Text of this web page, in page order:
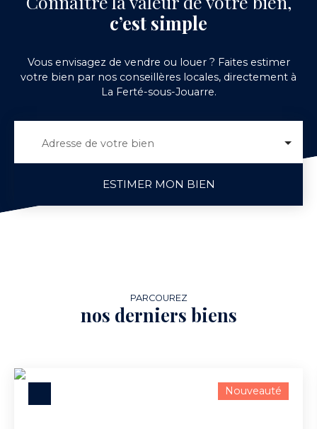
c’est simple
Vous envisagez de vendre ou louer ? Faites estimer
votre bien par nos conseillères locales, directement à
La Ferté-sous-Jouarre.
Adresse de votre bien
ESTIMER MON BIEN
PARCOUREZ
nos derniers biens
Nouveauté